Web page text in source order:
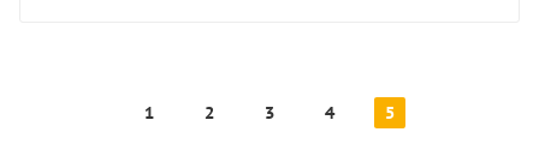
1 2 3 4 5